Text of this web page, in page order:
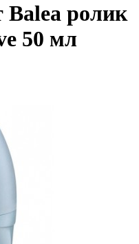
Balea ролик
50 мл